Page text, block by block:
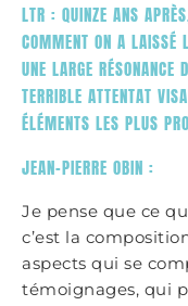
LTR : QUINZE ANS
COMMENT ON A LAISSÉ
UNE LARGE
TERRIBLE ATTENTAT
ÉLÉMENTS LES PLUS
JEAN-PIERRE OBIN :
Je pense que ce
c’est la
aspects qui se
témoignages, qui